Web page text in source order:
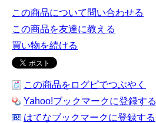
この商品について問い合わせる
この商品を友達に教える
買い物を続ける
この商品をログピでつぶやく
Yahoo!ブックマークに登録する
はてなブックマークに登録する